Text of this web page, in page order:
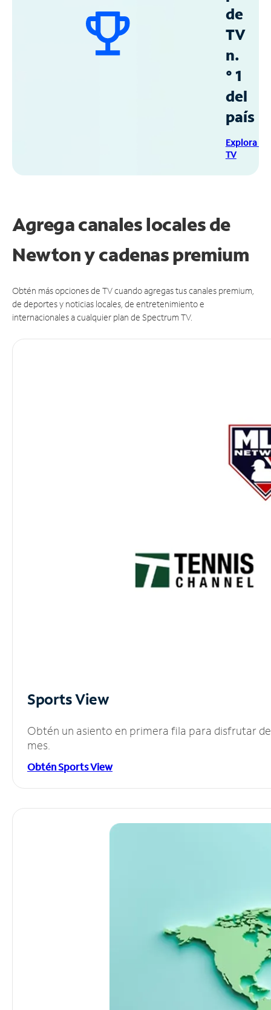
de
TV
n.
° 1
del
país
Explora
TV
Agrega canales locales de
Newton y cadenas premium
Obtén más opciones de TV cuando agregas tus canales premium,
de deportes y noticias locales, de entretenimiento e
internacionales a cualquier plan de Spectrum TV.
Sports View
Obtén un asiento en primera fila para disfrutar
mes.
Obtén Sports View